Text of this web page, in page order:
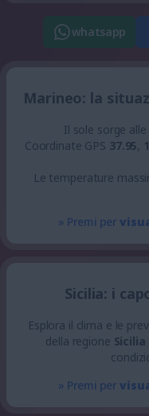
whatsapp
Marineo: la
Il sole sorge alle
Coordinate GPS 37.95,
Le temperature
» Premi per
Sicilia: i
Esplora il clima e le
della regione Sicilia
» Premi per